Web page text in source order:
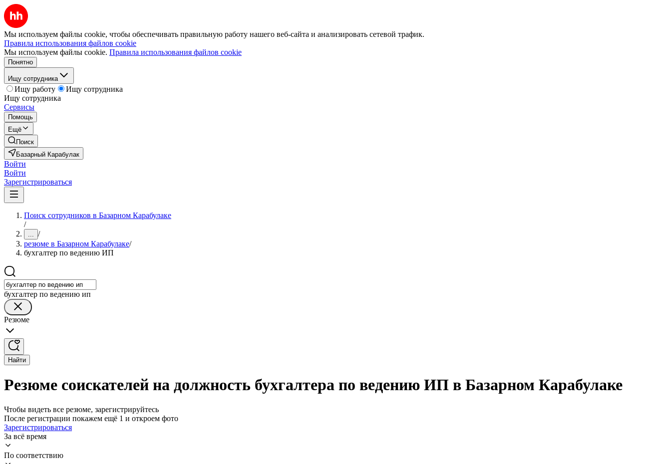
Мы используем файлы cookie, чтобы обеспечивать правильную работу нашего веб-сайта и анализировать сетевой трафик.
Правила использования файлов cookie
Мы используем файлы cookie. Правила использования файлов cookie
Понятно
Ищу сотрудника
Ищу работу
Ищу сотрудника
Ищу сотрудника
Сервисы
Помощь
Ещё
Поиск
Базарный Карабулак
Войти
Войти
Зарегистрироваться
Поиск сотрудников в Базарном Карабулаке
/
... /
резюме в Базарном Карабулаке/
бухгалтер по ведению ИП
бухгалтер по ведению ип
Резюме
Найти
Резюме соискателей на должность бухгалтера по ведению ИП в Базарном Карабулаке
Чтобы видеть все резюме, зарегистрируйтесь
После регистрации покажем ещё 1 и откроем фото
Зарегистрироваться
За всё время
По соответствию